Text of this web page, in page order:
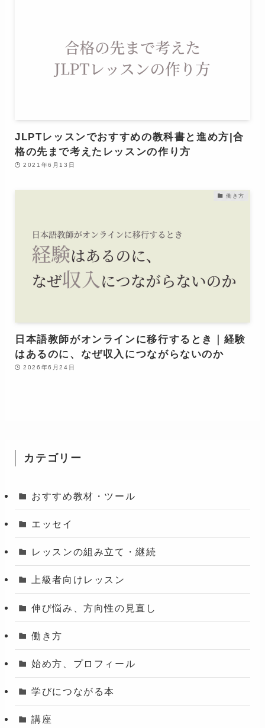
JLPTレッスンでおすすめの教科書と進め方|合
格の先まで考えたレッスンの作り方
2021年6月13日
働き方
日本語教師がオンラインに移行するとき｜経験
はあるのに、なぜ収入につながらないのか
2026年6月24日
カテゴリー
おすすめ教材・ツール
エッセイ
レッスンの組み立て・継続
上級者向けレッスン
伸び悩み、方向性の見直し
働き方
始め方、プロフィール
学びにつながる本
講座